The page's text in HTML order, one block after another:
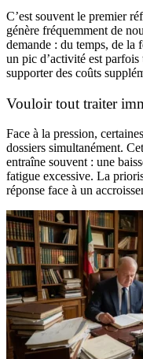
C’est souvent le premier
génère fréquemment de
demande : du temps, de la
un pic d’activité est
supporter des coûts
Vouloir tout traiter
Face à la pression,
dossiers simultanément.
entraîne souvent : une
fatigue excessive. La
réponse face à un